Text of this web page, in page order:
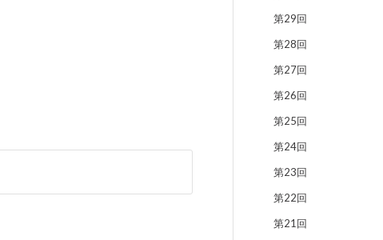
第29回
第28回
第27回
第26回
第25回
第24回
第23回
第22回
第21回